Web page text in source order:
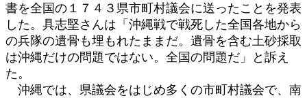
書を全国の１７４３県市町村議会に送ったことを発表
した。具志堅さんは「沖縄戦で戦死した全国各地から
の兵隊の遺骨も埋もれたままだ。遺骨を含む土砂採取
は沖縄だけの問題ではない。全国の問題だ」と訴え
た。
沖縄では、県議会をはじめ多くの市町村議会で、南